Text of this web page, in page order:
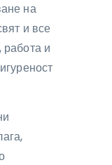
на
и все
работа и